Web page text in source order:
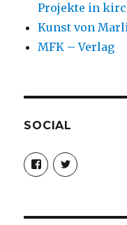
Projekte in
Kunst von
MFK – Verlag
SOCIAL
Profil
von
christoph.fleischer1
anzeigen
Profil
von
anzeigen